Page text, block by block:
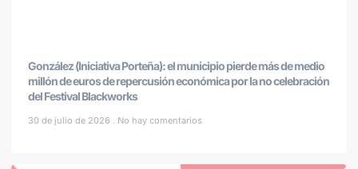
González (Iniciativa Porteña): el municipio pierde más de medio
millón de euros de repercusión económica por la no celebración
del Festival Blackworks
30 de julio de 2026 No hay comentarios